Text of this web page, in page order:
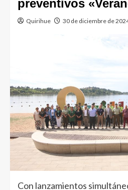
preventivos
Quirihue 30 de diciembre de
Con lanzamientos